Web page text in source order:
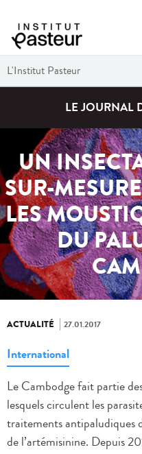
L'Institut Pasteur
LE JOURNAL
UN
SUR-
LES
DU
ACTUALITÉ 27.01.2017
International
Le Cambodge fait partie
lesquels circulent les
traitements antipaludiques
de l’artémisinine. Depuis